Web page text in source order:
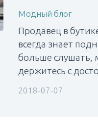
Модный блог
Продавец в
всегда знает
больше слушать,
держитесь с
2018-07-07